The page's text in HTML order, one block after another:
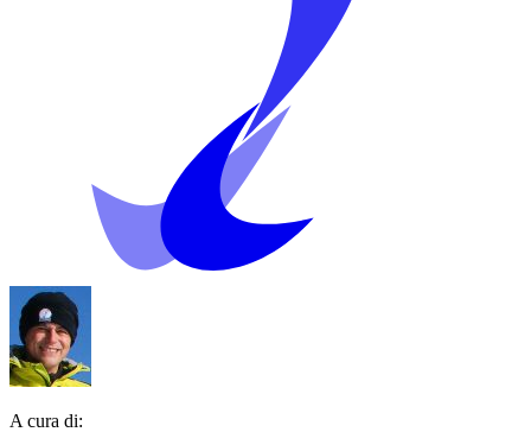
A cura di: